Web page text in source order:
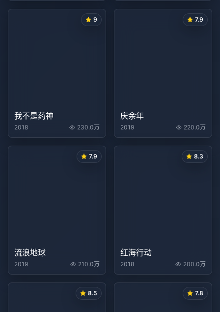
9
我不是药神
2018 230.0万
7.9
庆余年
2019 220.0万
7.9
流浪地球
2019 210.0万
8.3
红海行动
2018 200.0万
8.5 7.8